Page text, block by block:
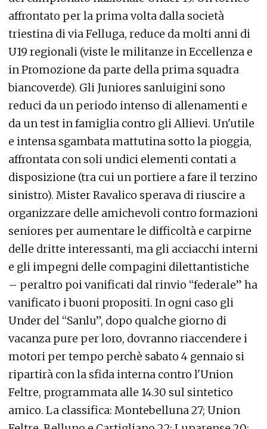
affrontato per la prima volta dalla società
triestina di via Felluga, reduce da molti anni di
U19 regionali (viste le militanze in Eccellenza e
in Promozione da parte della prima squadra
biancoverde). Gli Juniores sanluigini sono
reduci da un periodo intenso di allenamenti e
da un test in famiglia contro gli Allievi. Un'utile
e intensa sgambata mattutina sotto la pioggia,
affrontata con soli undici elementi contati a
disposizione (tra cui un portiere a fare il terzino
sinistro). Mister Ravalico sperava di riuscire a
organizzare delle amichevoli contro formazioni
seniores per aumentare le difficoltà e carpirne
delle dritte interessanti, ma gli acciacchi interni
e gli impegni delle compagini dilettantistiche
– peraltro poi vanificati dal rinvio “federale” ha
vanificato i buoni propositi. In ogni caso gli
Under del “Sanlu”, dopo qualche giorno di
vacanza pure per loro, dovranno riaccendere i
motori per tempo perchè sabato 4 gennaio si
ripartirà con la sfida interna contro l'Union
Feltre, programmata alle 14.30 sul sintetico
amico. La classifica: Montebelluna 27; Union